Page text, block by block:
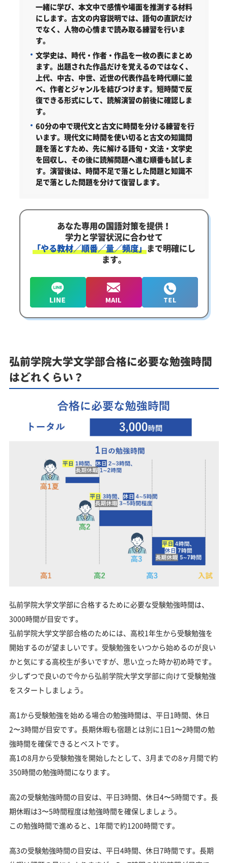
一緒に学び、本文中で感情や場面を推測する材料
にします。古文の内容説明では、語句の直訳だけ
でなく、人物の心情まで読み取る練習を行いま
す。
文学史は、時代・作者・作品を一枚の表にまとめ
ます。 出題された作品だけを覚えるのではなく、
上代、中古、中世、近世の代表作品を時代順に並
べ、作者とジャンルを結びつけます。短時間で反
復できる形式にして、読解演習の前後に確認しま
す。
60分の中で現代文と古文に時間を分ける練習を行
います。 現代文に時間を使い切ると古文の知識問
題を落とすため、先に解ける語句・文法・文学史
を回収し、その後に読解問題へ進む順番も試しま
す。演習後は、時間不足で落とした問題と知識不
足で落とした問題を分けて復習します。
あなた専用の国語対策を提供！
学力と学習状況に合わせて
「やる教材／順番／量／頻度」まで明確にし
ます。
弘前学院大学文学部合格に必要な勉強時間
はどれくらい？
弘前学院大学文学部に合格するために必要な受験勉強時間は、
3000時間が目安です。
弘前学院大学文学部合格のためには、高校1年生から受験勉強を
開始するのが望ましいです。受験勉強をいつから始めるのが良い
かと気にする高校生が多いですが、思い立った時か初め時です。
少しずつで良いので今から弘前学院大学文学部に向けて受験勉強
をスタートしましょう。
高1から受験勉強を始める場合の勉強時間は、平日1時間、休日
2〜3時間が目安です。長期休暇も宿題とは別に1日1〜2時間の勉
強時間を確保できるとベストです。
高1の8月から受験勉強を開始したとして、3月までの8ヶ月間で約
350時間の勉強時間になります。
高2の受験勉強時間の目安は、平日3時間、休日4〜5時間です。長
期休暇は3〜5時間程度は勉強時間を確保しましょう。
この勉強時間で進めると、1年間で約1200時間です。
高3の受験勉強時間の目安は、平日4時間、休日7時間です。長期